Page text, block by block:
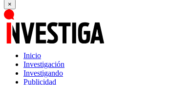
×
Inicio
Investigación
Investigando
Publicidad